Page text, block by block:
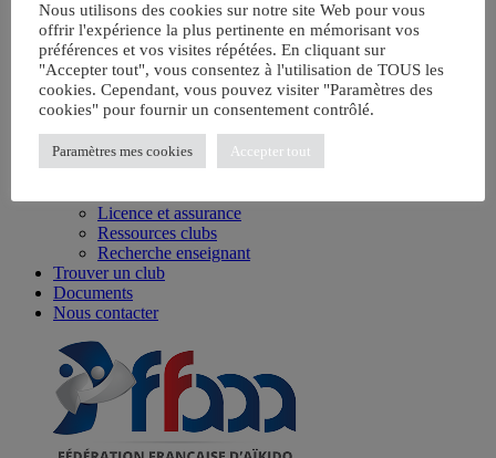
Wanomichi / Takemusu Aïki
Sport Santé Bien-Être
Présentation SBBE
Clubs référencés
FAQ
Agenda
Boutique
Formations
Grades
Licence et assurance
Ressources clubs
Recherche enseignant
Trouver un club
Documents
Nous contacter
Nous utilisons des cookies sur notre site Web pour vous
offrir l'expérience la plus pertinente en mémorisant vos
préférences et vos visites répétées. En cliquant sur
"Accepter tout", vous consentez à l'utilisation de TOUS les
cookies. Cependant, vous pouvez visiter "Paramètres des
cookies" pour fournir un consentement contrôlé.
Paramètres mes cookies Accepter tout